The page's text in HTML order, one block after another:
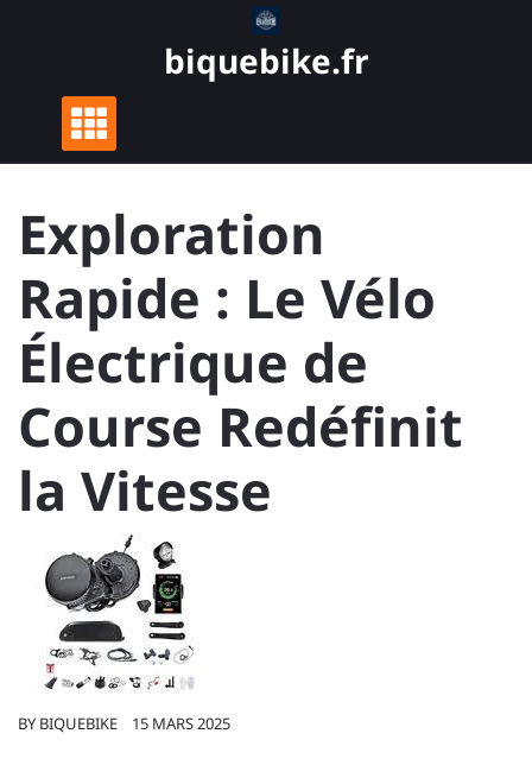
biquebike.fr
Exploration
Rapide : Le Vélo
Électrique de
Course Redéfinit
la Vitesse
BY BIQUEBIKE 15 MARS 2025